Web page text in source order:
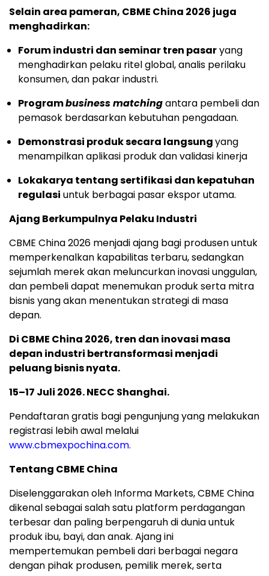
Selain area pameran, CBME China 2026 juga
menghadirkan:
Forum industri dan seminar tren pasaryang
menghadirkan pelaku ritel global, analis perilaku
konsumen, dan pakar industri.
Programbusiness matchingantara pembeli dan
pemasok berdasarkan kebutuhan pengadaan.
Demonstrasi produk secara langsungyang
menampilkan aplikasi produk dan validasi kinerja
Lokakarya tentang sertifikasi dan kepatuhan
regulasi untuk berbagai pasar ekspor utama.
Ajang Berkumpulnya Pelaku Industri
CBME China 2026 menjadi ajang bagi produsen untuk
memperkenalkan kapabilitas terbaru, sedangkan
sejumlah merek akan meluncurkan inovasi unggulan,
dan pembeli dapat menemukan produk serta mitra
bisnis yang akan menentukan strategi di masa
depan.
Di CBME China 2026, tren dan inovasi masa
depan industri bertransformasi menjadi
peluang bisnis nyata.
15–17 Juli 2026. NECC Shanghai.
Pendaftaran gratis bagi pengunjung yang melakukan
registrasi lebih awal melalui
www.cbmexpochina.com.
Tentang CBME China
Diselenggarakan oleh Informa Markets, CBME China
dikenal sebagai salah satu platform perdagangan
terbesar dan paling berpengaruh di dunia untuk
produk ibu, bayi, dan anak. Ajang ini
mempertemukan pembeli dari berbagai negara
dengan pihak produsen, pemilik merek, serta